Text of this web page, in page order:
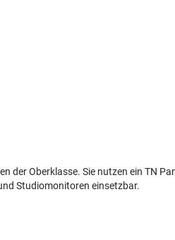
der Oberklasse. Sie nutzen ein TN
Studiomonitoren einsetzbar.